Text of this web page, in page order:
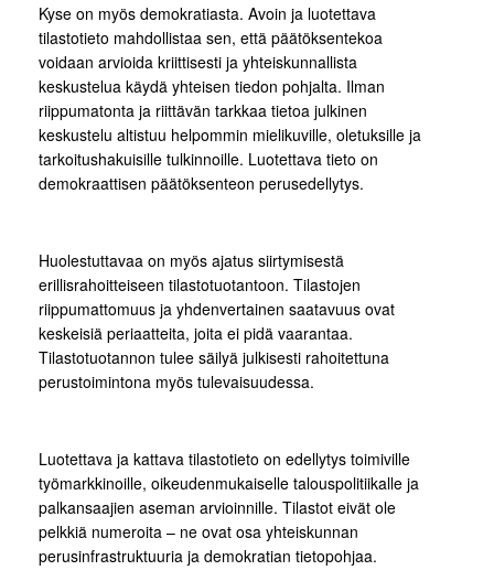
Kyse on myös demokratiasta. Avoin ja luotettava
tilastotieto mahdollistaa sen, että päätöksentekoa
voidaan arvioida kriittisesti ja yhteiskunnallista
keskustelua käydä yhteisen tiedon pohjalta. Ilman
riippumatonta ja riittävän tarkkaa tietoa julkinen
keskustelu altistuu helpommin mielikuville, oletuksille ja
tarkoitushakuisille tulkinnoille. Luotettava tieto on
demokraattisen päätöksenteon perusedellytys.
Huolestuttavaa on myös ajatus siirtymisestä
erillisrahoitteiseen tilastotuotantoon. Tilastojen
riippumattomuus ja yhdenvertainen saatavuus ovat
keskeisiä periaatteita, joita ei pidä vaarantaa.
Tilastotuotannon tulee säilyä julkisesti rahoitettuna
perustoimintona myös tulevaisuudessa.
Luotettava ja kattava tilastotieto on edellytys toimiville
työmarkkinoille, oikeudenmukaiselle talouspolitiikalle ja
palkansaajien aseman arvioinnille. Tilastot eivät ole
pelkkiä numeroita – ne ovat osa yhteiskunnan
perusinfrastruktuuria ja demokratian tietopohjaa.